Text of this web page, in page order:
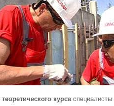
теоретического курса